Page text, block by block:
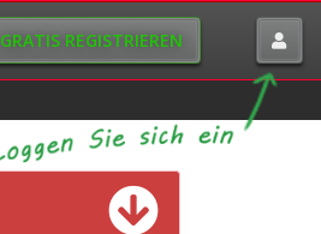
GRATIS REGISTRIEREN